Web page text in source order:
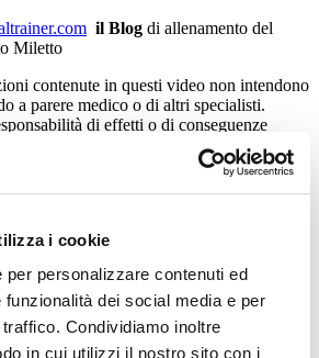
i cookie
personalizzare contenuti ed
dei social media e per
Condividiamo inoltre
in cui utilizzi il nostro sito con i
il Blog di allenamento del
Miletto
contenute in questi video non intendono
a parere medico o di altri specialisti.
di effetti o di conseguenze
e dalla loro messa in pratica.
a corpo libero, con i kettlebell, con
intraprendere qualsiasi forma di attività